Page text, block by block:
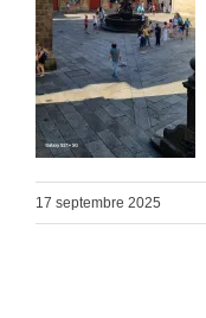
17 septembre 2025